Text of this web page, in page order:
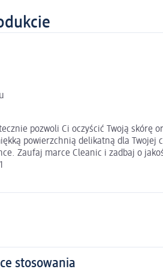
pozwoli Ci oczyścić Twoją skórę
powierzchnią delikatną dla
Zaufaj marce Cleanic i zadbaj o
stosowania